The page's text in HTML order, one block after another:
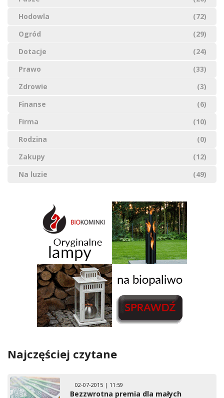
Hodowla
(72)
Ogród
(29)
Dotacje
(24)
Prawo
(33)
Zdrowie
(3)
Finanse
(6)
Firma
(10)
Rodzina
(0)
Zakupy
(12)
Na luzie
(49)
Najczęściej czytane
02-07-2015 | 11:59
Bezzwrotna premia dla małych